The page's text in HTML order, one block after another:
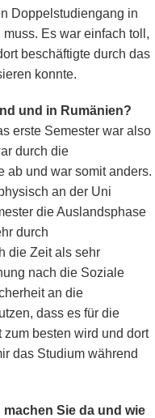
Doppelstudiengang in
Es war einfach toll,
beschäftigte durch das
konnte.
und in Rumänien?
erste Semester war also
durch die
ab und war somit anders.
an der Uni
die Auslandsphase
durch
die Zeit als sehr
nach die Soziale
an die
dass es für die
besten wird und dort
das Studium während
Sie da und wie